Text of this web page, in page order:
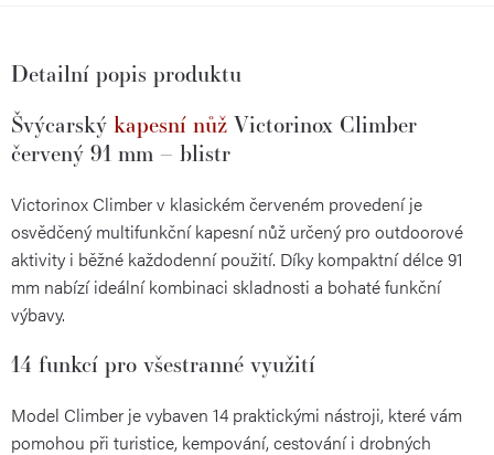
Detailní popis produktu
Švýcarský kapesní nůž Victorinox Climber
červený 91 mm – blistr
Victorinox Climber v klasickém červeném provedení je
osvědčený multifunkční kapesní nůž určený pro outdoorové
aktivity i běžné každodenní použití. Díky kompaktní délce 91
mm nabízí ideální kombinaci skladnosti a bohaté funkční
výbavy.
14 funkcí pro všestranné využití
Model Climber je vybaven 14 praktickými nástroji, které vám
pomohou při turistice, kempování, cestování i drobných